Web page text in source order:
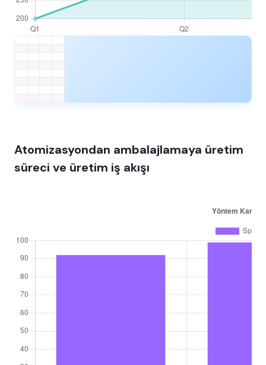
Atomizasyondan ambalajlamaya üretim
süreci ve üretim iş akışı